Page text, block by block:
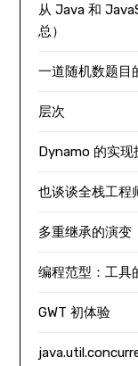
从 Java 和
总）
一道随机数题目
层次
Dynamo 的实现
也谈谈全栈工程
多重继承的演变
编程范型：工具
GWT 初体验